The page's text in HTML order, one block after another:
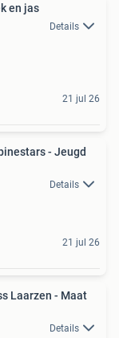
en jas
Details
21 jul 26
- Jeugd
Details
21 jul 26
Laarzen - Maat
Details